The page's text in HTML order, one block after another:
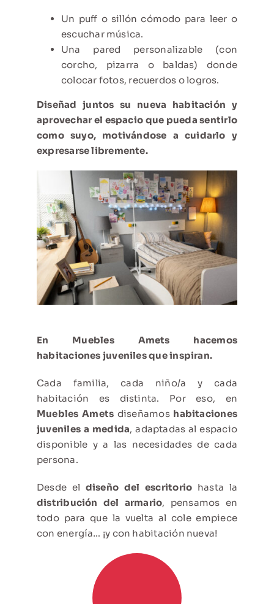
Un puff o sillón cómodo para leer o
escuchar música.
Una pared personalizable (con
corcho, pizarra o baldas) donde
colocar fotos, recuerdos o logros.
Diseñad juntos su nueva habitación y
aprovechar el espacio que pueda sentirlo
como suyo, motivándose a cuidarlo y
expresarse libremente.
En Muebles Amets hacemos
habitaciones juveniles que inspiran.
Cada familia, cada niño/a y cada
habitación es distinta. Por eso, en
Muebles Amets diseñamos habitaciones
juveniles a medida, adaptadas al espacio
disponible y a las necesidades de cada
persona.
Desde el diseño del escritorio hasta la
distribución del armario, pensamos en
todo para que la vuelta al cole empiece
con energía… ¡y con habitación nueva!